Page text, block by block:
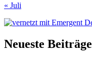
« Juli
Neueste Beiträge